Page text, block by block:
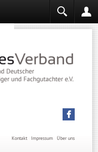
Über uns
Impressum
Kontakt